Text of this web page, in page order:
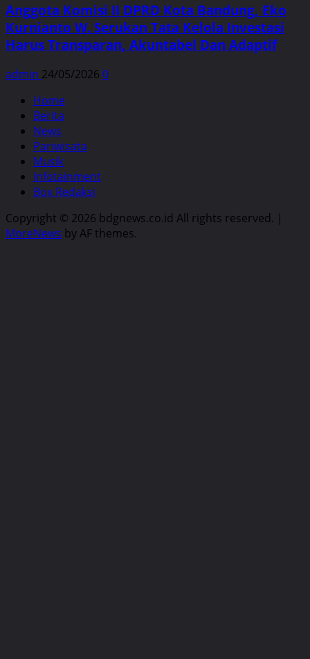
Anggota Komisi II DPRD Kota Bandung, Eko
Kurnianto W. Serukan Tata Kelola Investasi
Harus Transparan, Akuntabel Dan Adaptif
admin 24/05/2026 0
Home
Berita
News
Pariwisata
Musik
Infotainment
Box Redaksi
Copyright © 2026 bdgnews.co.id All rights reserved. |
MoreNews by AF themes.